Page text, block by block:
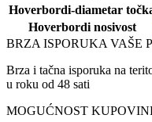
Hoverbordi-diametar
Hoverbordi nosivost
BRZA ISPORUKA VAŠE
Brza i tačna isporuka na
u roku od 48 sati
MOGUĆNOST